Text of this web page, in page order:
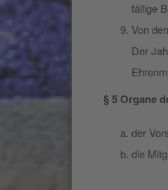
fällige
Von
Der
§ 5 Organe
der
die